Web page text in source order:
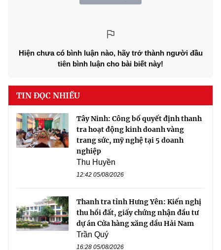
Hiện chưa có bình luận nào, hãy trở thành người đầu
tiên bình luận cho bài biết này!
TIN ĐỌC NHIỀU
Tây Ninh: Công bố quyết định thanh
tra hoạt động kinh doanh vàng
trang sức, mỹ nghệ tại 5 doanh
nghiệp
Thu Huyền
12:42 05/08/2026
Thanh tra tỉnh Hưng Yên: Kiến nghị
thu hồi đất, giấy chứng nhận đầu tư
dự án Cửa hàng xăng dầu Hải Nam
Trần Quý
16:28 05/08/2026